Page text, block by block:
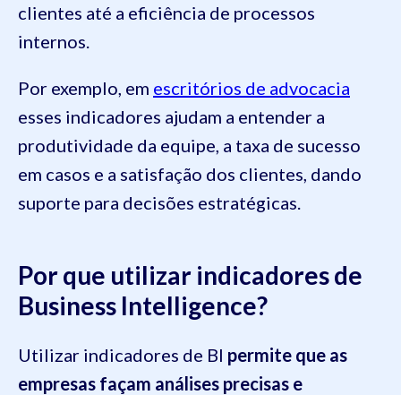
clientes até a eficiência de processos
internos.
Por exemplo, em escritórios de advocacia
esses indicadores ajudam a entender a
produtividade da equipe, a taxa de sucesso
em casos e a satisfação dos clientes, dando
suporte para decisões estratégicas.
Por que utilizar indicadores de
Business Intelligence?
Utilizar indicadores de BI permite que as
empresas façam análises precisas e